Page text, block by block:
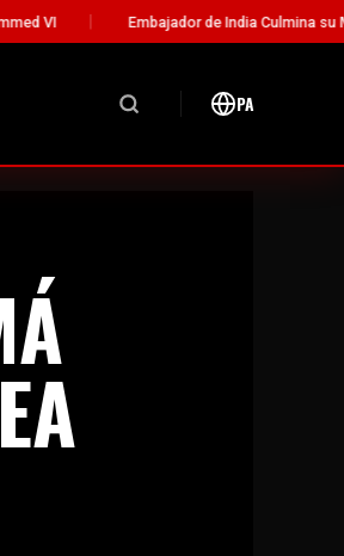
de India Culmina su Misión Diplomática en
PA